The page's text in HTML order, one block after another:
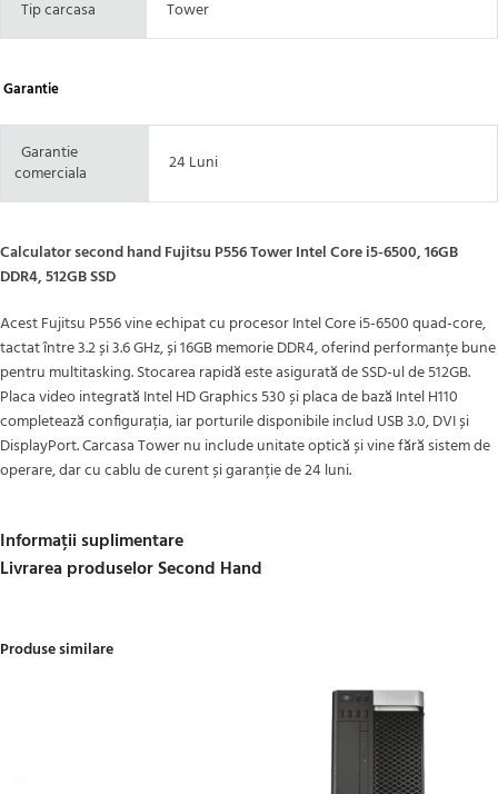
Tip carcasa Tower
Garantie
Garantie
comerciala
24 Luni
Calculator second hand Fujitsu P556 Tower Intel Core i5-6500, 16GB
DDR4, 512GB SSD
Acest Fujitsu P556 vine echipat cu procesor Intel Core i5-6500 quad-core,
tactat între 3.2 și 3.6 GHz, și 16GB memorie DDR4, oferind performanțe bune
pentru multitasking. Stocarea rapidă este asigurată de SSD-ul de 512GB.
Placa video integrată Intel HD Graphics 530 și placa de bază Intel H110
completează configurația, iar porturile disponibile includ USB 3.0, DVI și
DisplayPort. Carcasa Tower nu include unitate optică și vine fără sistem de
operare, dar cu cablu de curent și garanție de 24 luni.
Informații suplimentare
Livrarea produselor Second Hand
Produse similare